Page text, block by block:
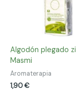
Algodón plegado
Masmi
Aromaterapia
1,90€